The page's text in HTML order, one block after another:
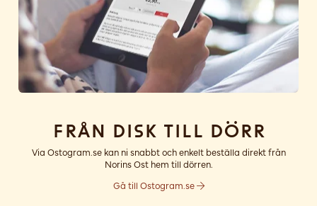
Från disk till dörr
Via Ostogram.se kan ni snabbt och enkelt beställa direkt från
Norins Ost hem till dörren.
Gå till Ostogram.se